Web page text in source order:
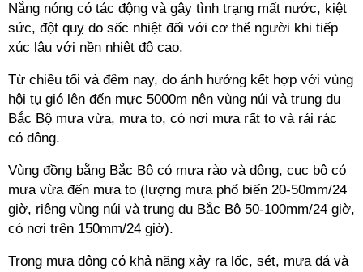
Nắng nóng có tác động và gây tình trạng mất nước, kiệt
sức, đột quỵ do sốc nhiệt đối với cơ thể người khi tiếp
xúc lâu với nền nhiệt độ cao.
Từ chiều tối và đêm nay, do ảnh hưởng kết hợp với vùng
hội tụ gió lên đến mực 5000m nên vùng núi và trung du
Bắc Bộ mưa vừa, mưa to, có nơi mưa rất to và rải rác
có dông.
Vùng đồng bằng Bắc Bộ có mưa rào và dông, cục bộ có
mưa vừa đến mưa to (lượng mưa phổ biến 20-50mm/24
giờ, riêng vùng núi và trung du Bắc Bộ 50-100mm/24 giờ,
có nơi trên 150mm/24 giờ).
Trong mưa dông có khả năng xảy ra lốc, sét, mưa đá và